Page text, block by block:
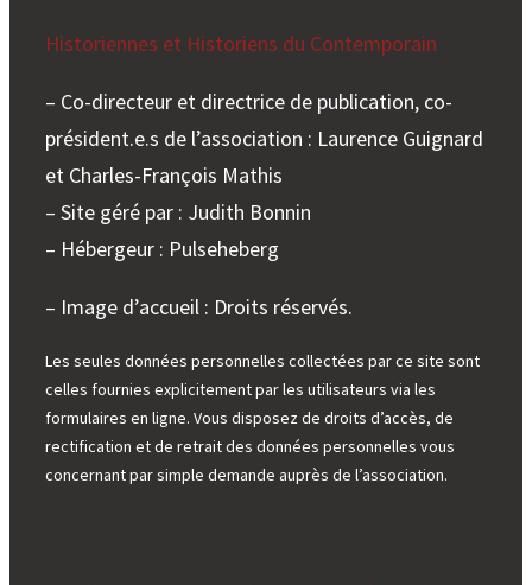
Historiennes et Historiens du Contemporain
– Co-directeur et directrice de publication, co-
président.e.s de l’association : Laurence Guignard
et Charles-François Mathis
– Site géré par : Judith Bonnin
– Hébergeur : Pulseheberg
– Image d’accueil : Droits réservés.
Les seules données personnelles collectées par ce site sont
celles fournies explicitement par les utilisateurs via les
formulaires en ligne. Vous disposez de droits d’accès, de
rectification et de retrait des données personnelles vous
concernant par simple demande auprès de l’association.